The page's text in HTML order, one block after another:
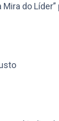
Mira do